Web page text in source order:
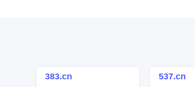
383.cn 537.cn